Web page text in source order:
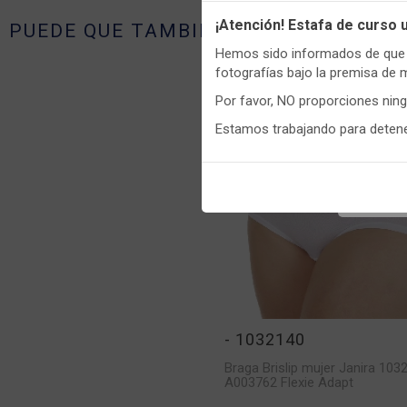
PUEDE QUE TAMBIÉN TE GUSTE
- 1032140
Braga Brislip mujer Janira
A003762 Flexie Adapt
¡Atención! Estafa de curso
Hemos sido informados de
fotografías bajo la premisa de
Por favor, NO proporciones
Estamos trabajando para